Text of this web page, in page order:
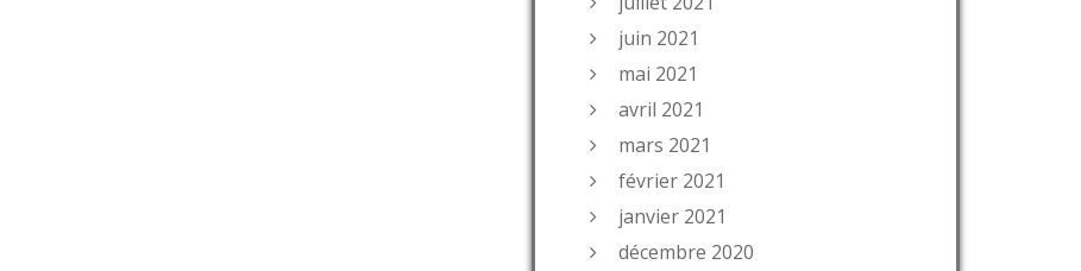
juin 2021
mai 2021
avril 2021
mars 2021
février 2021
janvier 2021
décembre 2020